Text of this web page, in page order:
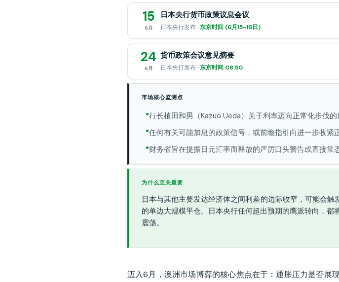
15
6月
日本央行货币政策议息会议
日本央行发布 ·东京时间 (6月15-16日)
24
6月
货币政策会议意见摘要
日本央行发布 ·东京时间 08:50
市场核心监测点
行长植田和男（Kazuo Ueda）关于利率迈向正常化步伐
任何有关可能加息的政策信号，或前瞻指引向进一步收紧
财务省旨在提振日元汇率而释放的严厉口头警告或直接常
为什么至关重要
日本与其他主要发达经济体之间利差的边际收窄，可能会
的单边大规模平仓。日本央行任何超出预期的鹰派转向，
震荡。
迈入6月，澳洲市场博弈的核心焦点在于：通胀压力是否展